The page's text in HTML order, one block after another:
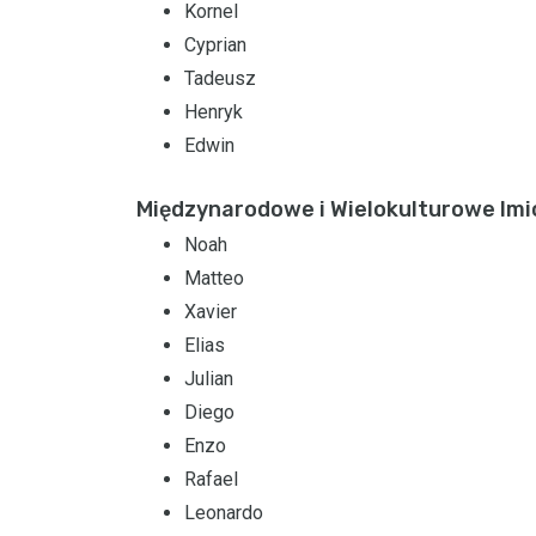
Kornel
Cyprian
Tadeusz
Henryk
Edwin
Międzynarodowe i Wielokulturowe
Noah
Matteo
Xavier
Elias
Julian
Diego
Enzo
Rafael
Leonardo